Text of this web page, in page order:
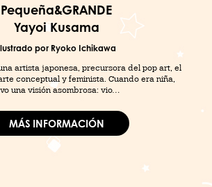
Pequeña&GRANDE
Yayoi Kusama
por Ryoko Ichikawa
artista japonesa, precursora del pop art, el
conceptual y feminista. Cuando era niña,
una visión asombrosa: vio…
MÁS INFORMACIÓN